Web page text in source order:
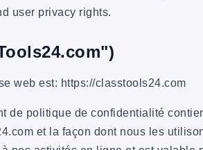
user privacy rights.
web est: https://classtools24.com
de politique de confidentialité
et la façon dont nous les